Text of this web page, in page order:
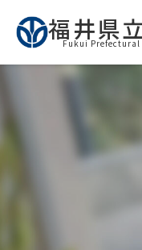
福井県
Fukui